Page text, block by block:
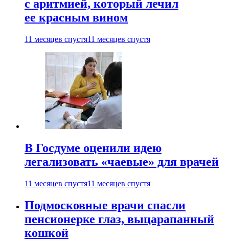
с аритмией, который лечил
ее красным вином
11 месяцев спустя11 месяцев спустя
В Госдуме оценили идею
легализовать «чаевые» для врачей
11 месяцев спустя11 месяцев спустя
Подмосковные врачи спасли
пенсионерке глаз, выцарапанный
кошкой